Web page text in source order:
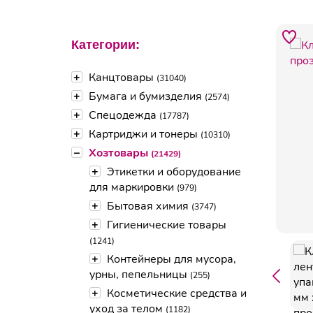
Категории:
+ Канцтовары (31040)
+ Бумага и бумизделия (2574)
+ Спецодежда (17787)
+ Картриджи и тонеры (10310)
– Хозтовары (21429)
+ Этикетки и оборудование
для маркировки (979)
+ Бытовая химия (3747)
+ Гигиенические товары
(1241)
+
Контейнеры для мусора,
урны, пепельницы (255)
+
Косметические средства и
уход за телом (1182)